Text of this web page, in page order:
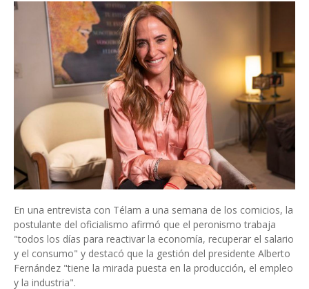
En una entrevista con Télam a una semana de los comicios, la
postulante del oficialismo afirmó que el peronismo trabaja
"todos los días para reactivar la economía, recuperar el salario
y el consumo" y destacó que la gestión del presidente Alberto
Fernández "tiene la mirada puesta en la producción, el empleo
y la industria".